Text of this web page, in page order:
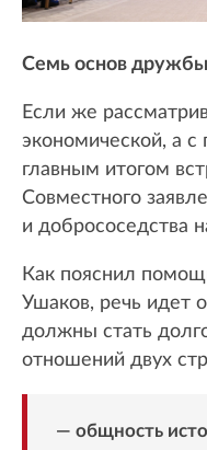
Семь основ
Если же
экономической, а с
главным итогом
Совместного
и добрососедства
Как пояснил
Ушаков, речь идет
должны стать
отношений двух
— общность